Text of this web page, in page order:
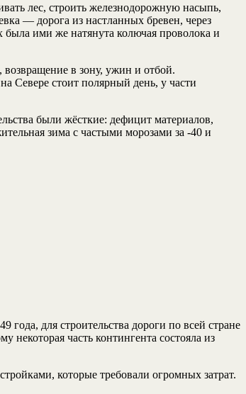
лес, строить железнодорожную насыпь,
— дорога из настланных бревен, через
была ими же натянута колючая проволока и
возвращение в зону, ужин и отбой.
Севере стоит полярный день, у части
были жёсткие: дефицит материалов,
зима с частыми морозами за -40 и
года, для строительства дороги по всей стране
часть контингента состояла из
которые требовали огромных затрат.